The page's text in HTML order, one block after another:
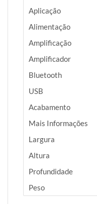
Aplicação
Alimentação
Amplificação
Amplificador
Bluetooth
USB
Acabamento
Mais Informações
Largura
Altura
Profundidade
Peso